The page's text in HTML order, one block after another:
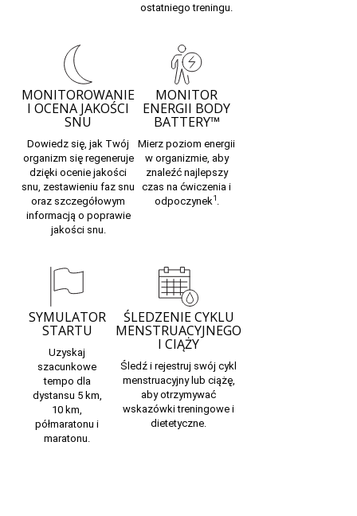
ostatniego treningu.
MONITOROWANIE
I OCENA JAKOŚCI
SNU
Dowiedz się, jak Twój
organizm się regeneruje
dzięki ocenie jakości
snu, zestawieniu faz snu
oraz szczegółowym
informacją o poprawie
jakości snu.
MONITOR
ENERGII BODY
BATTERY™
Mierz poziom energii
w organizmie, aby
znaleźć najlepszy
czas na ćwiczenia i
odpoczynek1
SYMULATOR
STARTU
Uzyskaj
szacunkowe
tempo dla
dystansu 5 km,
10 km,
półmaratonu i
maratonu.
ŚLEDZENIE CYKLU
MENSTRUACYJNEGO
I CIĄŻY
Śledź i rejestruj swój cykl
menstruacyjnylub ciążę,
aby otrzymywać
wskazówki treningowe i
dietetyczne.